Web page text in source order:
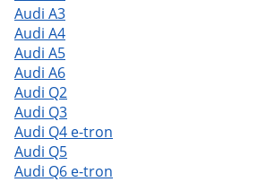
Audi A3
Audi A4
Audi A5
Audi A6
Audi Q2
Audi Q3
Audi Q4 e-tron
Audi Q5
Audi Q6 e-tron